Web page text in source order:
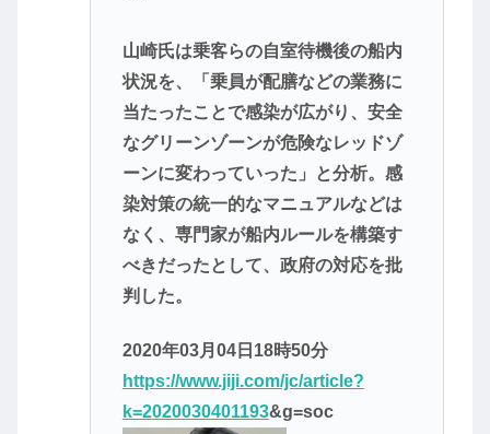
山崎氏は乗客らの自室待機後の船内
状況を、「乗員が配膳などの業務に
当たったことで感染が広がり、安全
なグリーンゾーンが危険なレッドゾ
ーンに変わっていった」と分析。感
染対策の統一的なマニュアルなどは
なく、専門家が船内ルールを構築す
べきだったとして、政府の対応を批
判した。
2020年03月04日18時50分
https://www.jiji.com/jc/article?
k=2020030401193&g=soc